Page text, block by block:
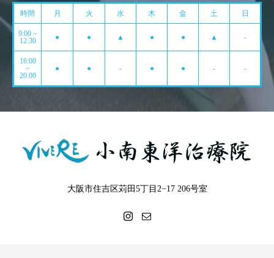
時間 月 火 水 木 金 土 日
9:00 ~
12:30
● ● ▲ ● ● ▲ -
16:00
~
20:00
● ● - ● ● - -
大阪市住吉区苅田5丁目2−17 206号室